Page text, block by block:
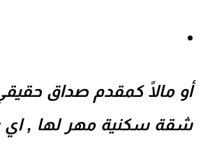
أو مالًا كمقدم صداق
شقة سكنية مهر لها ,